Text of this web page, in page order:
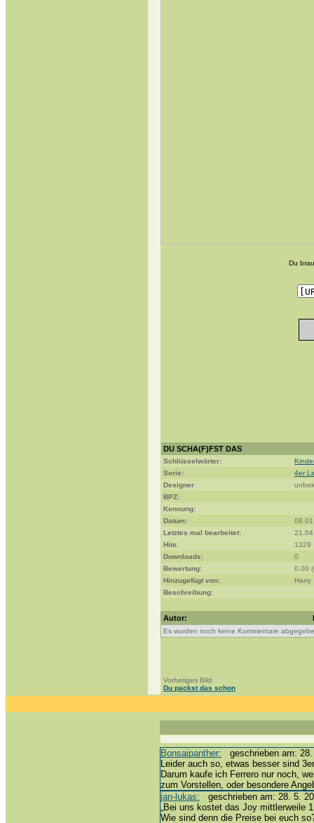
Du
DU SCHA(F)FST DAS
Schlüsselwörter:
Serie:
4er
Designer
BPZ:
Kennung:
Datum:
Letztes mal bearbeitet:
Hits:
1329
Downloads:
0
Bewertung:
0.00
Hinzugefügt von:
Harry
Beschreibung:
Autor:
Es wurden noch keine Kommentare
Vorheriges Bild:
Du packst das schon
Bonsaipanther: geschrieben am:
Leider auch so, etwas besser sind
Darum kaufe ich Ferrero nur noch,
zum Vorstellen, oder besondere
jan-lukas: geschrieben am: 28. 5.
„Bei uns kostet das Joy mittlerweile
Wie sind denn die Preise bei euch